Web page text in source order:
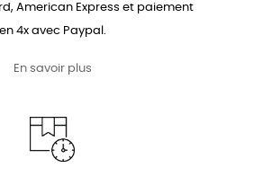
American Express et paiement
en 4x avec Paypal.
En savoir plus